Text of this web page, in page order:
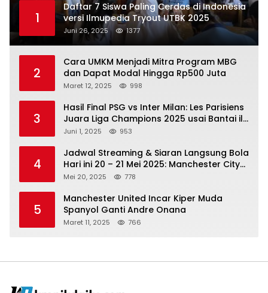
1
Daftar 7 Siswa Paling Cerdas di Indonesia
versi Ilmupedia Tryout UTBK 2025
Juni 26, 2025 1377
2
Cara UMKM Menjadi Mitra Program MBG
dan Dapat Modal Hingga Rp500 Juta
Maret 12, 2025 998
3
Hasil Final PSG vs Inter Milan: Les Parisiens
Juara Liga Champions 2025 usai Bantai il
Nerazzurri
Juni 1, 2025 953
4
Jadwal Streaming & Siaran Langsung Bola
Hari ini 20 – 21 Mei 2025: Manchester City
vs Bournemouth
Mei 20, 2025 778
5
Manchester United Incar Kiper Muda
Spanyol Ganti Andre Onana
Maret 11, 2025 766